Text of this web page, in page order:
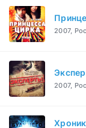
2007,
2007,